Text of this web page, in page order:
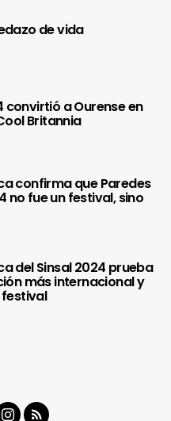
de vida
convirtió a Ourense en
Britannia
confirma que Paredes
no fue un festival, sino
del Sinsal 2024 prueba
más internacional y
festival